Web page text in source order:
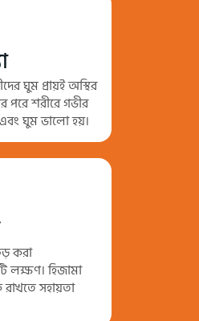
ঘুম প্রায়ই অস্থির
পরে শরীরে গভীর
ঘুম ভালো হয়।
করা
লক্ষণ। হিজামা
রাখতে সহায়তা